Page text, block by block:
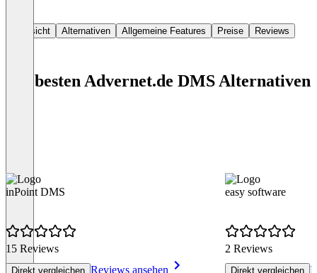
Übersicht Alternativen Allgemeine Features Preise Reviews
Die besten Advernet.de DMS Alternativen
inPoint DMS
15 Reviews
Direkt vergleichen Reviews ansehen
easy software
2 Reviews
Direkt vergleichen